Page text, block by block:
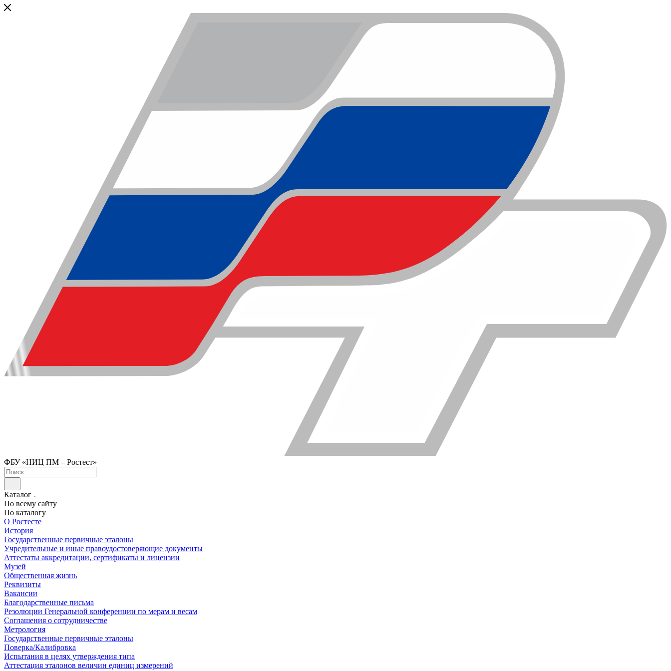
ФБУ «НИЦ ПМ – Ростест»
Каталог
По всему сайту
По каталогу
О Ростесте
История
Государственные первичные эталоны
Учредительные и иные правоудостоверяющие документы
Аттестаты аккредитации, сертификаты и лицензии
Музей
Общественная жизнь
Реквизиты
Вакансии
Благодарственные письма
Резолюции Генеральной конференции по мерам и весам
Соглашения о сотрудничестве
Метрология
Государственные первичные эталоны
Поверка/Калибровка
Испытания в целях утверждения типа
Аттестация эталонов величин единиц измерений